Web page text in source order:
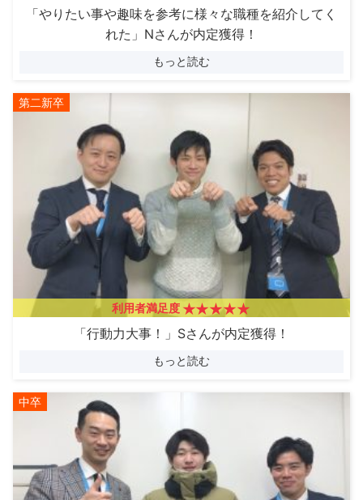
「やりたい事や趣味を参考に様々な職種を紹介してく
れた」Nさんが内定獲得！
もっと読む
第二新卒
利用者満足度
「行動力大事！」Sさんが内定獲得！
もっと読む
中卒